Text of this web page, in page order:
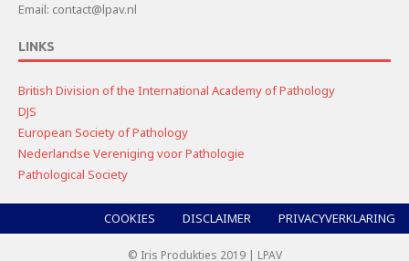
Email: contact@lpav.nl
LINKS
British Division of the International Academy of Pathology
DJS
European Society of Pathology
Nederlandse Vereniging voor Pathologie
Pathological Society
COOKIES DISCLAIMER PRIVACYVERKLARING
© Iris Produkties 2019 | LPAV